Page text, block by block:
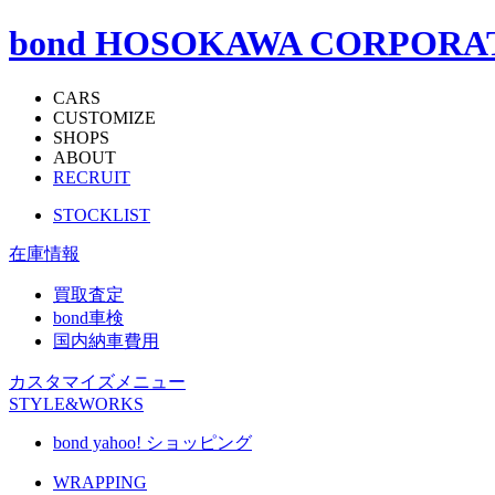
bond HOSOKAWA
CARS
CUSTOMIZE
SHOPS
ABOUT
RECRUIT
STOCKLIST
在庫情報
買取査定
bond車検
国内納車費用
カスタマイズメニュー
STYLE&WORKS
bond yahoo! ショッピング
WRAPPING